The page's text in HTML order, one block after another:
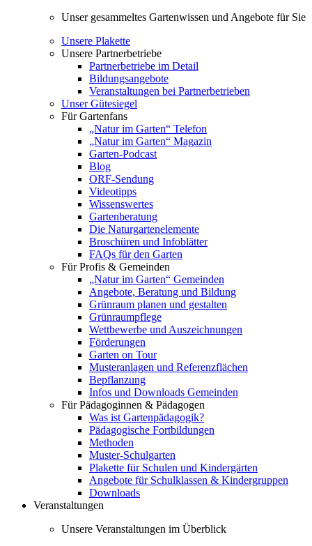
Unser gesammeltes Gartenwissen und Angebote für Sie
Unsere Plakette
Unsere Partnerbetriebe
Partnerbetriebe im Detail
Bildungsangebote
Veranstaltungen bei Partnerbetrieben
Unser Gütesiegel
Für Gartenfans
„Natur im Garten“ Telefon
„Natur im Garten“ Magazin
Garten-Podcast
Blog
ORF-Sendung
Videotipps
Wissenswertes
Gartenberatung
Die Naturgartenelemente
Broschüren und Infoblätter
FAQs für den Garten
Für Profis & Gemeinden
„Natur im Garten“ Gemeinden
Angebote, Beratung und Bildung
Grünraum planen und gestalten
Grünraumpflege
Wettbewerbe und Auszeichnungen
Förderungen
Garten on Tour
Musteranlagen und Referenzflächen
Bepflanzung
Infos und Downloads Gemeinden
Für Pädagoginnen & Pädagogen
Was ist Gartenpädagogik?
Pädagogische Fortbildungen
Methoden
Muster-Schulgarten
Plakette für Schulen und Kindergärten
Angebote für Schulklassen & Kindergruppen
Downloads
Veranstaltungen
Unsere Veranstaltungen im Überblick